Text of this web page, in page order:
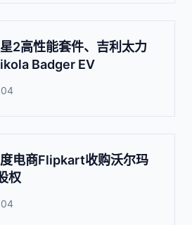
星2高性能套件、吉利太力
Badger EV
电商Flipkart收购沃尔玛
权